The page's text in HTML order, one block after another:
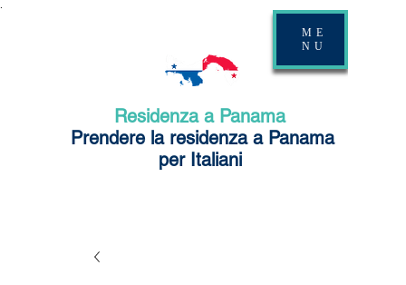
Residenza a Panama
Prendere la residenza a Panama
per Italiani
ME
NU